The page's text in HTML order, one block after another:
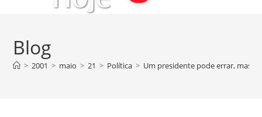
Blog
> 2001 > maio > 21 > Política > Um presidente pode errar, mas